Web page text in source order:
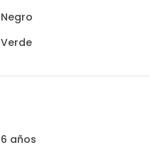
Negro
Verde
6 años